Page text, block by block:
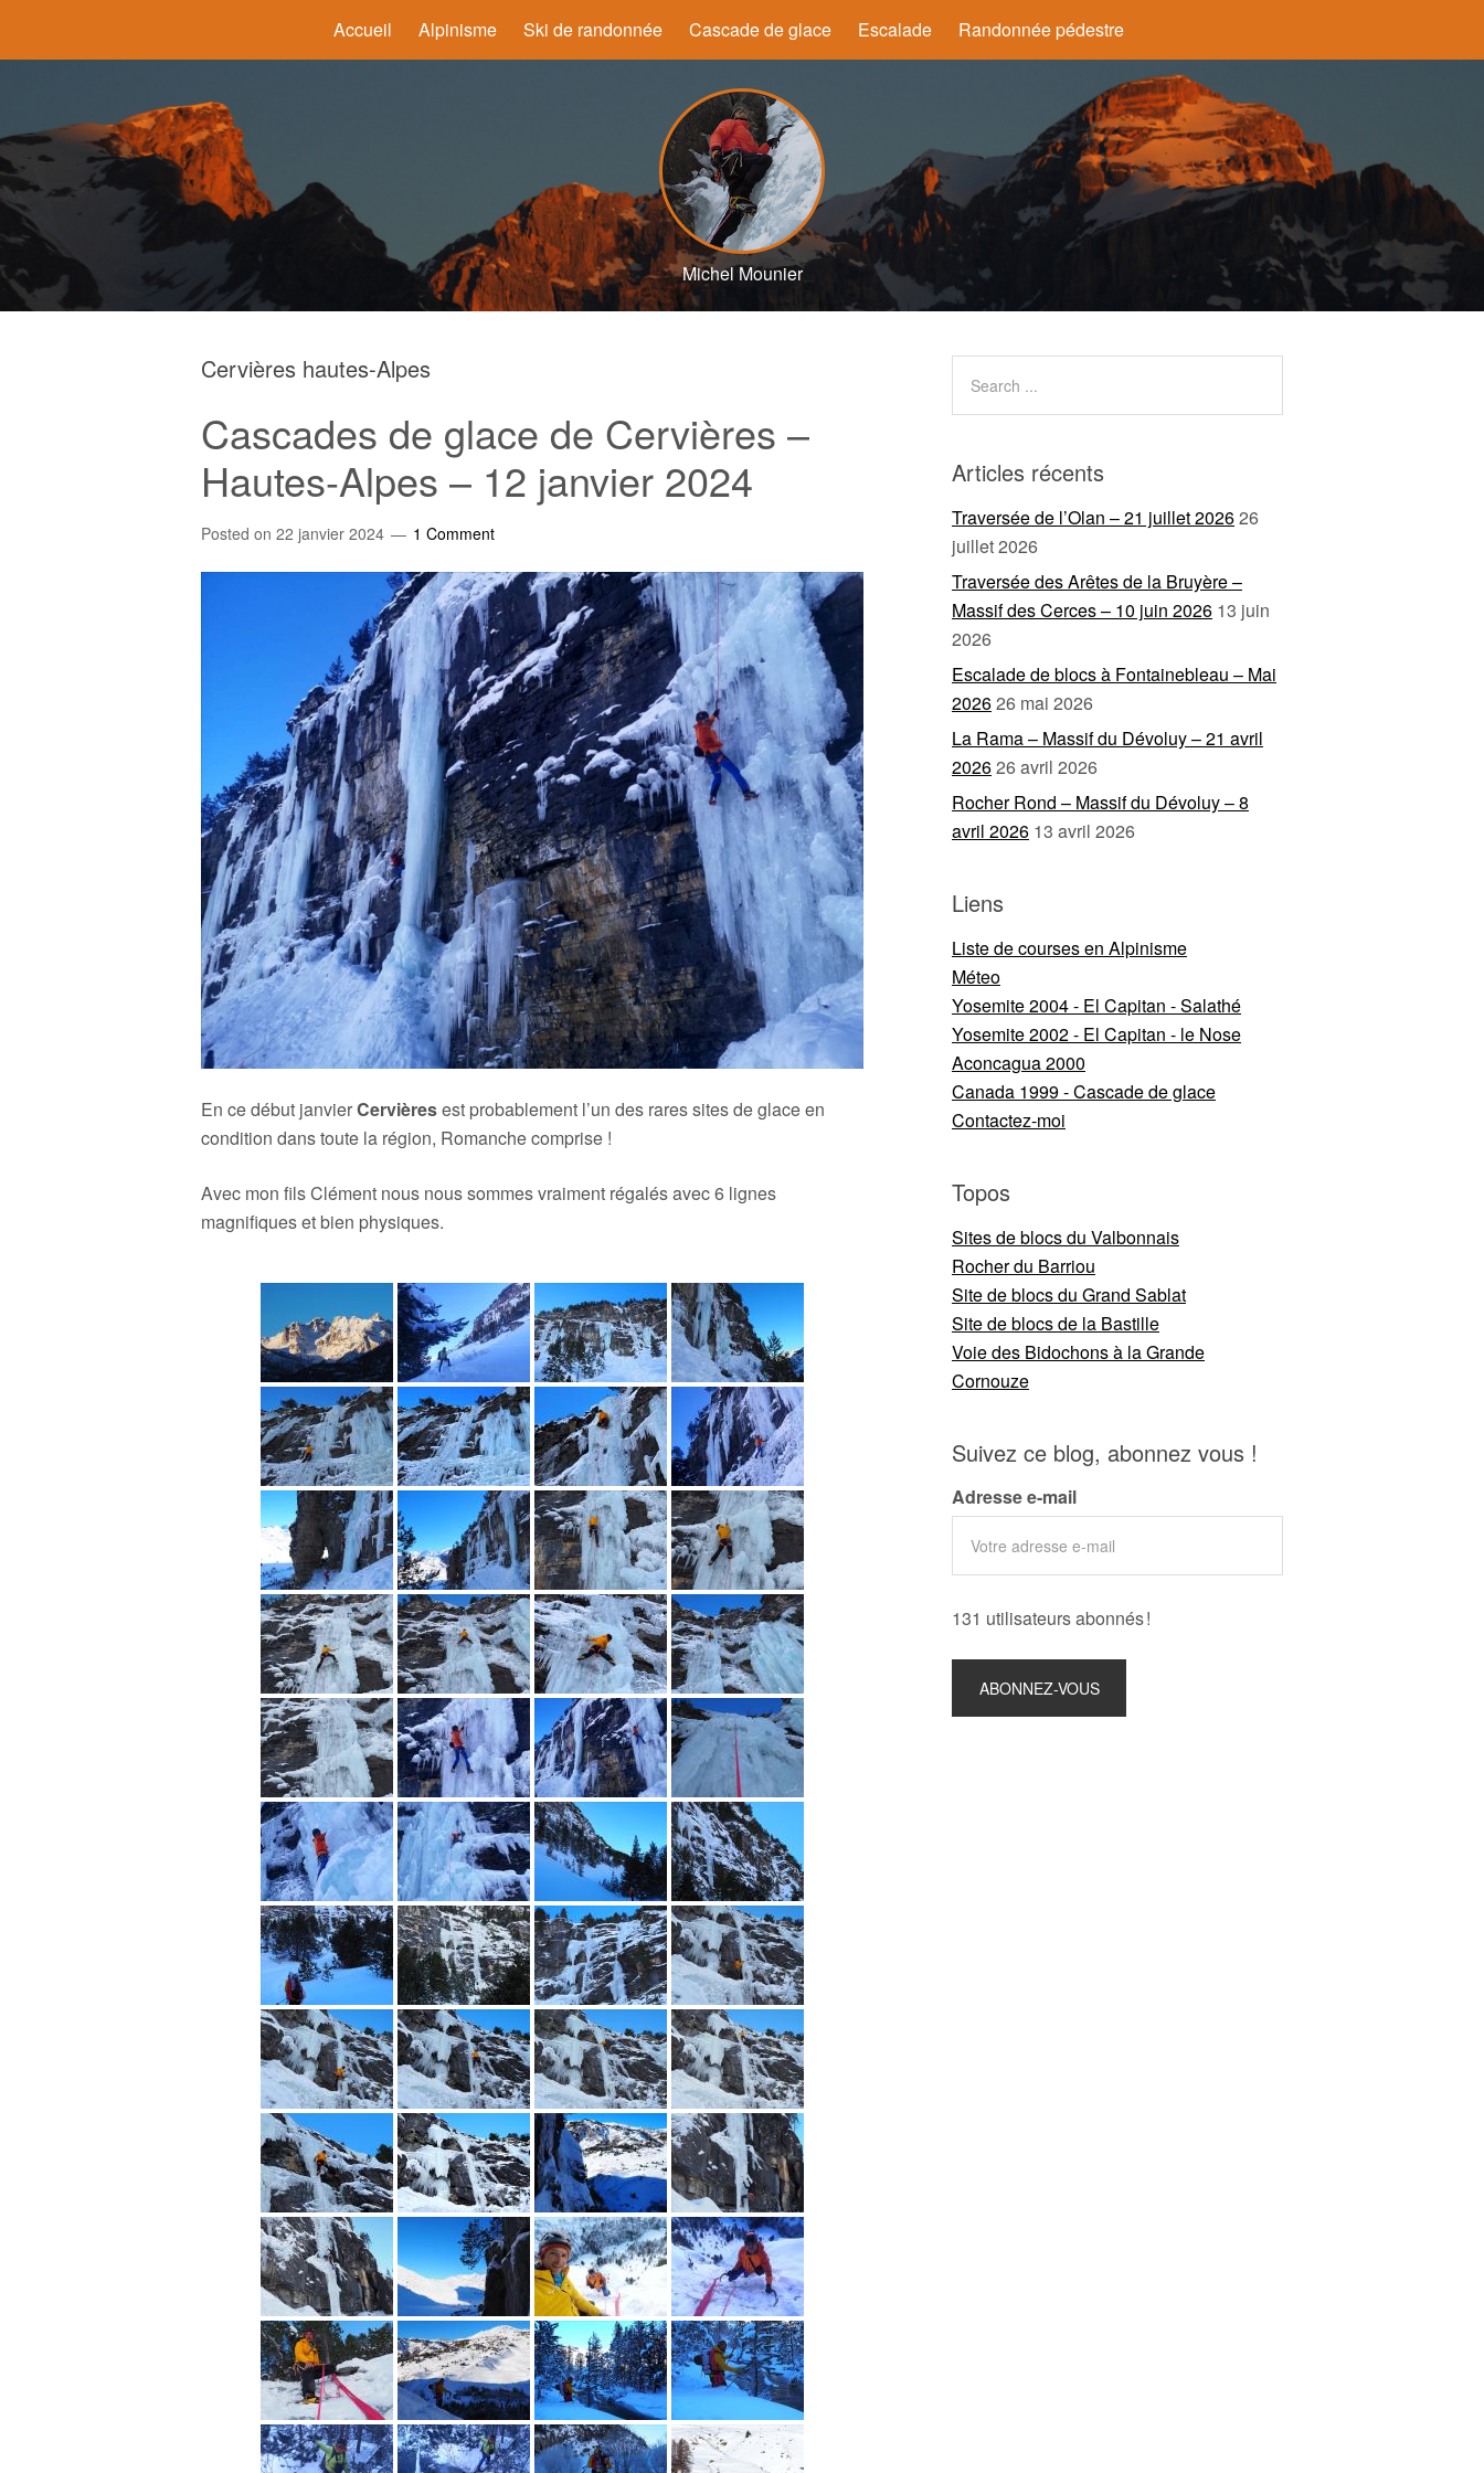
Accueil Alpinisme Ski de randonnée Cascade de glace Escalade Randonnée pédestre
Michel Mounier
Cervières hautes-Alpes
Cascades de glace de Cervières –
Hautes-Alpes – 12 janvier 2024
Posted on 22 janvier 2024 1 Comment
En ce début janvierCervièresest probablement l’un des rares sites de glace en
condition dans toute la région, Romanche comprise !
Avec mon fils Clément nous nous sommes vraiment régalés avec 6 lignes
magnifiques et bien physiques.
Articles récents
Traversée de l’Olan – 21 juillet 202626
juillet 2026
Traversée des Arêtes de la Bruyère –
Massif des Cerces – 10 juin 2026 13 juin
2026
Escalade de blocs à Fontainebleau – Mai
202626 mai 2026
La Rama – Massif du Dévoluy – 21 avril
202626 avril 2026
Rocher Rond – Massif du Dévoluy – 8
avril 2026 13 avril 2026
Liens
Liste de courses en Alpinisme
Méteo
Yosemite 2004 - El Capitan - Salathé
Yosemite 2002 - El Capitan - le Nose
Aconcagua 2000
Canada 1999 - Cascade de glace
Contactez-moi
Topos
Sites de blocs du Valbonnais
Rocher du Barriou
Site de blocs du Grand Sablat
Site de blocs de la Bastille
Voie des Bidochons à la Grande
Cornouze
Suivez ce blog, abonnez vous !
Adresse e-mail
131 utilisateurs abonnés !